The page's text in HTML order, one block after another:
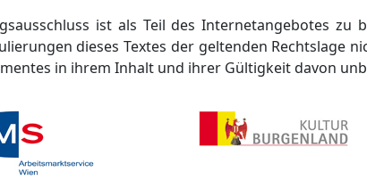
ist als Teil des Internetangebotes
dieses Textes der geltenden
in ihrem Inhalt und ihrer Gültigkeit davon